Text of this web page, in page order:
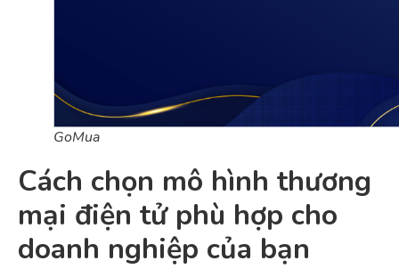
GoMua
Cách chọn mô hình thương
mại điện tử phù hợp cho
doanh nghiệp của bạn